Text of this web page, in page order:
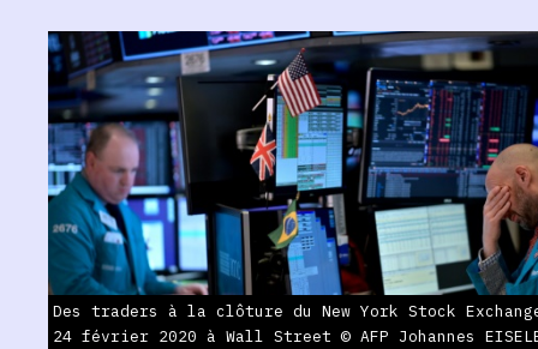
Des traders à la clôture du New York Stock
24 février 2020 à Wall Street © AFP Johannes